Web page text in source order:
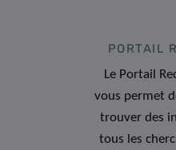
PORTAIL
Le Portail
vous permet
trouver des
tous les